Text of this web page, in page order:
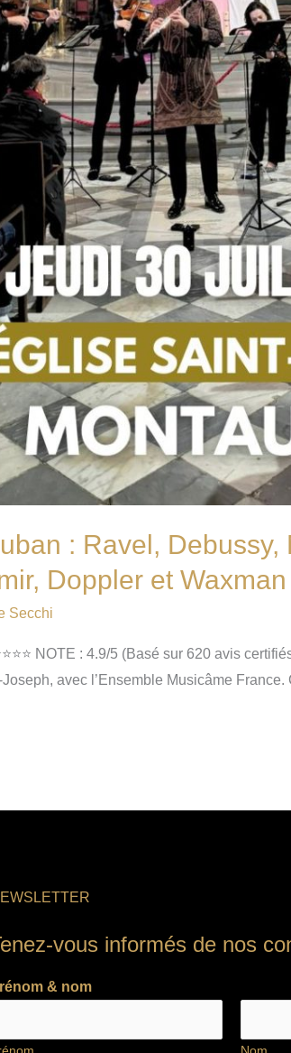
: Ravel, Debussy,
Doppler et Waxman
Secchi
NOTE : 4.9/5 (Basé sur 620 avis
avec l’Ensemble Musicâme
vous informés de nos
& nom